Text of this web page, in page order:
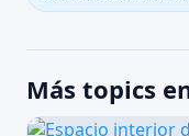
Más topics